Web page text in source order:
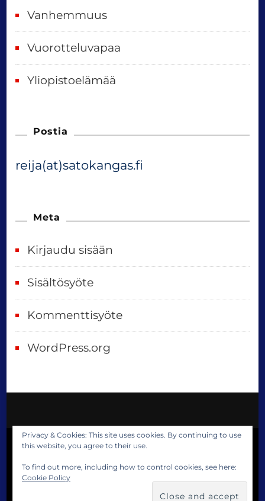
Vanhemmuus
Vuorotteluvapaa
Yliopistoelämää
Postia
reija(at)satokangas.fi
Meta
Kirjaudu sisään
Sisältösyöte
Kommenttisyöte
WordPress.org
© Copyright 2023 Reija Satokangas. All
Rights Reserved.Blossom Travel Pro |
Privacy & Cookies: This site uses cookies. By continuing to use
this website, you agree to their use.
To find out more, including how to control cookies, see here:
Cookie Policy